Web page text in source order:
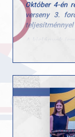
Október 4-én
verseny 3.
A kislányok
végeznek
A csapat
Stoiber
Versenyen
tudását.
Edzőiknek,
pedig jár a